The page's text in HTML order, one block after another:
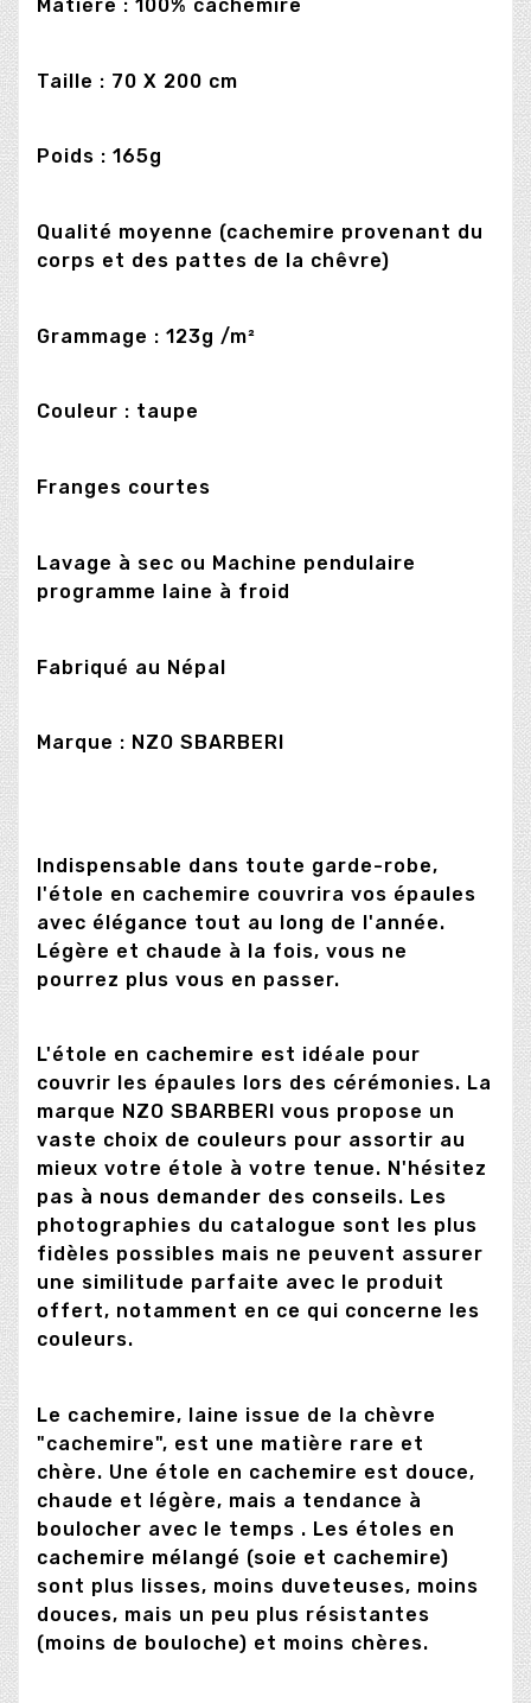
Matière : 100% cachemire
Taille : 70 X 200 cm
Poids : 165g
Qualité moyenne (cachemire provenant du
corps et des pattes de la chêvre)
Grammage : 123g /m²
Couleur : taupe
Franges courtes
Lavage à sec ou Machine pendulaire
programme laine à froid
Fabriqué au Népal
Marque : NZO SBARBERI
Indispensable dans toute garde-robe,
l'étole en cachemire couvrira vos épaules
avec élégance tout au long de l'année.
Légère et chaude à la fois, vous ne
pourrez plus vous en passer.
L'étole en cachemire est idéale pour
couvrir les épaules lors des cérémonies. La
marque NZO SBARBERI vous propose un
vaste choix de couleurs pour assortir au
mieux votre étole à votre tenue. N'hésitez
pas à nous demander des conseils. Les
photographies du catalogue sont les plus
fidèles possibles mais ne peuvent assurer
une similitude parfaite avec le produit
offert, notamment en ce qui concerne les
couleurs.
Le cachemire, laine issue de la chèvre
"cachemire", est une matière rare et
chère. Une étole en cachemire est douce,
chaude et légère, mais a tendance à
boulocher avec le temps . Les étoles en
cachemire mélangé (soie et cachemire)
sont plus lisses, moins duveteuses, moins
douces, mais un peu plus résistantes
(moins de bouloche) et moins chères.